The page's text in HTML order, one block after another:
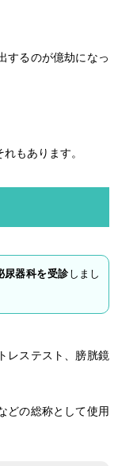
するのが億劫になっ
もあります。
尿器科を受診 しまし
レステスト、膀胱鏡
どの総称として使用